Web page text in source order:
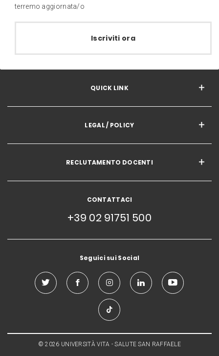
terremo aggiornata/o
Iscriviti ora
QUICK LINK
LEGAL / POLICY
RECLUTAMENTO DOCENTI
CONTATTACI
+39 02 91751 500
Seguici sui Social
© 2026 UNIVERSITÀ VITA - SALUTE SAN RAFFAELE